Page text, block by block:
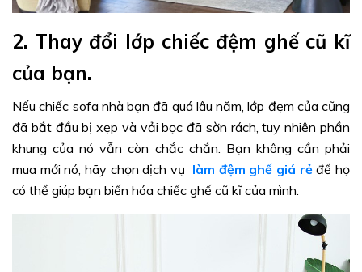
2. Thay đổi lớp chiếc đệm ghế cũ kĩ
của bạn.
Nếu chiếc sofa nhà bạn đã quá lâu năm, lớp đẹm của cũng
đã bắt đầu bị xẹp và vải bọc đã sờn rách, tuy nhiên phần
khung của nó vẫn còn chắc chắn. Bạn không cần phải
mua mới nó, hãy chọn dịch vụ làm đệm ghế giá rẻđể họ
có thể giúp bạn biến hóa chiếc ghế cũ kĩ của mình.